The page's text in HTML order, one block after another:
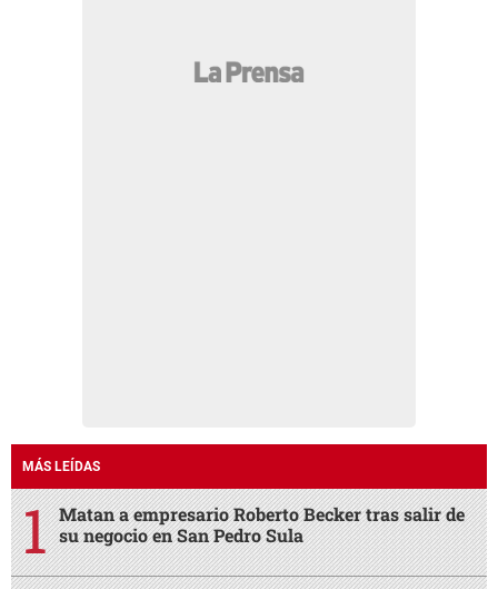
MÁS LEÍDAS
Matan a empresario Roberto Becker tras salir de
su negocio en San Pedro Sula